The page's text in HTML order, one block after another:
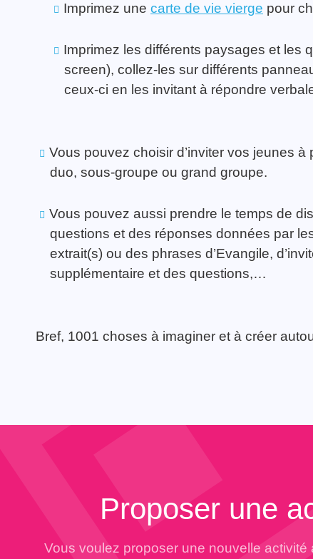
Imprimez une carte de vie vierge pour
Imprimez les différents paysages et les
screen), collez-les sur différents
ceux-ci en les invitant à répondre
Vous pouvez choisir d’inviter vos jeunes
duo, sous-groupe ou grand groupe.
Vous pouvez aussi prendre le temps de
questions et des réponses données par
extrait(s) ou des phrases d’Evangile,
supplémentaire et des questions,…
Bref, 1001 choses à imaginer et à créer
Proposer une
Vous voulez proposer une nouvelle activité